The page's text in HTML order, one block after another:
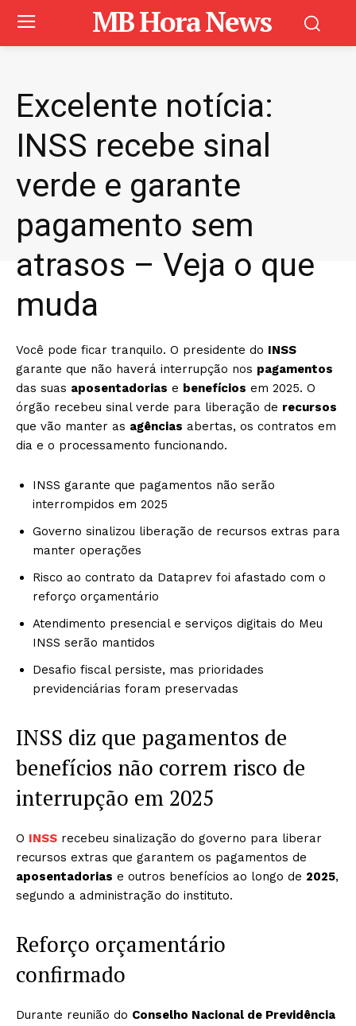
MB Hora News
Excelente notícia:
INSS recebe sinal
verde e garante
pagamento sem
atrasos – Veja o que
muda
Você pode ficar tranquilo. O presidente do INSS
garante que não haverá interrupção nos pagamentos
das suas aposentadorias e benefícios em 2025. O
órgão recebeu sinal verde para liberação de recursos
que vão manter as agências abertas, os contratos em
dia e o processamento funcionando.
INSS garante que pagamentos não serão
interrompidos em 2025
Governo sinalizou liberação de recursos extras para
manter operações
Risco ao contrato da Dataprev foi afastado com o
reforço orçamentário
Atendimento presencial e serviços digitais do Meu
INSS serão mantidos
Desafio fiscal persiste, mas prioridades
previdenciárias foram preservadas
INSS diz que pagamentos de
benefícios não correm risco de
interrupção em 2025
O INSS recebeu sinalização do governo para liberar
recursos extras que garantem os pagamentos de
aposentadorias e outros benefícios ao longo de 2025,
segundo a administração do instituto.
Reforço orçamentário
confirmado
Durante reunião do Conselho Nacional de Previdência